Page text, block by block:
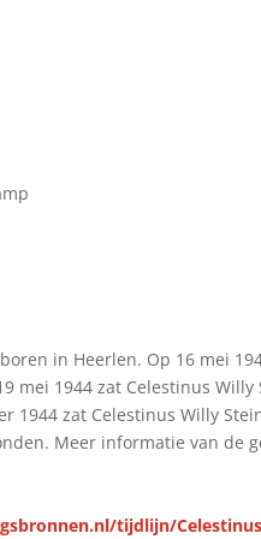
in Heerlen. Op 16 mei
mei 1944 zat Celestinus
1944 zat Celestinus Willy
Meer informatie van de
tijdlijn/